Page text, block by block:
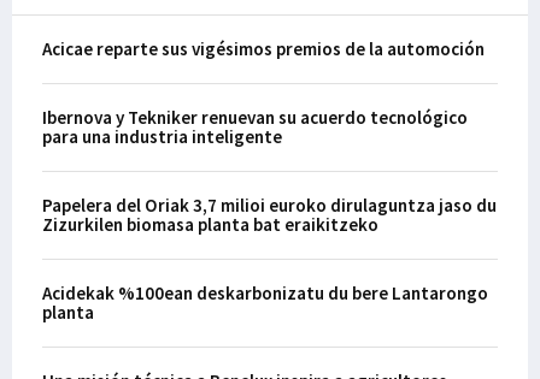
Acicae reparte sus vigésimos premios de la automoción
Ibernova y Tekniker renuevan su acuerdo tecnológico
para una industria inteligente
Papelera del Oriak 3,7 milioi euroko dirulaguntza jaso du
Zizurkilen biomasa planta bat eraikitzeko
Acidekak %100ean deskarbonizatu du bere Lantarongo
planta